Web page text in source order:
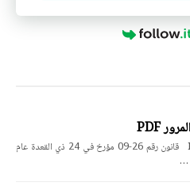
قانون رقم 26-09 يتضمن قانون المرور PDF قانون رقم 26-09 مؤرخ في 24 ذي القعدة عام